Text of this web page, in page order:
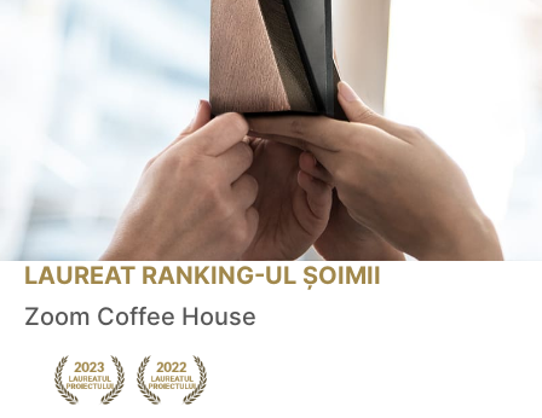
LAUREAT RANKING-UL ȘOIMII
Zoom Coffee House